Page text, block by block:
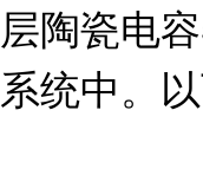
层陶瓷电
系统中。